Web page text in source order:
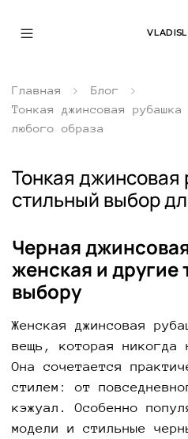
Главная
Блог
Тонкая джинсовая
любого образа
Тонкая джинсовая
стильный выбор
Черная
женская и другие
выбору
Женская джинсовая
вещь, которая никогда
Она сочетается
стилем: от
кэжуал. Особенно
модели и стильные